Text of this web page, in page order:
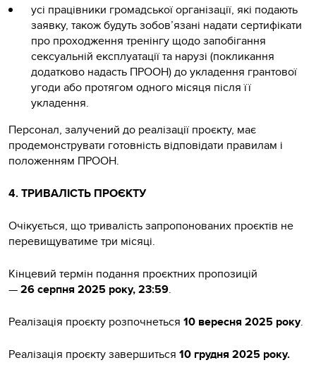
усі працівники громадської організації, які подають
заявку, також будуть зобов’язані надати сертифікати
про проходження тренінгу щодо запобігання
сексуальній експлуатації та нарузі (покликання
додатково надасть ПРООН) до укладення грантової
угоди або протягом одного місяця після її
укладення.
Персонал, залучений до реалізації проєкту, має
продемонструвати готовність відповідати правилам і
положенням ПРООН.
4. ТРИВАЛІСТЬ ПРОЄКТУ
Очікується, що тривалість запропонованих проєктів не
перевищуватиме три місяці.
Кінцевий термін подання проєктних пропозицій
—26 серпня 2025 року, 23:59.
Реалізація проєкту розпочнеться 10 вересня 2025 року.
Реалізація проєкту завершиться 10 грудня 2025 року.